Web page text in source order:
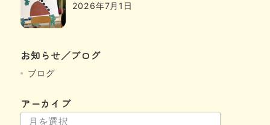
2026年7月1日
お知らせ／ブログ
ブログ
アーカイブ